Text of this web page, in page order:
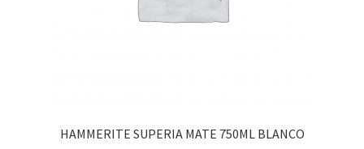
HAMMERITE SUPERIA MATE 750ML BLANCO